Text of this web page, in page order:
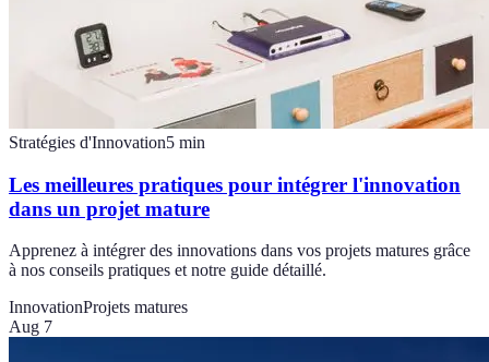
Stratégies d'Innovation5 min
Les meilleures pratiques pour intégrer l'innovation
dans un projet mature
Apprenez à intégrer des innovations dans vos projets matures grâce
à nos conseils pratiques et notre guide détaillé.
InnovationProjets matures
Aug 7